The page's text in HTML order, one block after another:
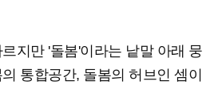
지만 '돌봄'이라는 낱말 아래 뭉
통합공간, 돌봄의 허브인 셈이